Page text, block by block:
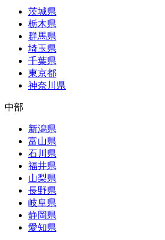
茨城県
栃木県
群馬県
埼玉県
千葉県
東京都
神奈川県
中部
新潟県
富山県
石川県
福井県
山梨県
長野県
岐阜県
静岡県
愛知県